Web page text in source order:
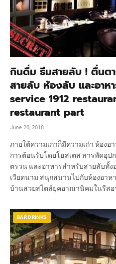
กินดื่ม ธีมสายลับ ! ตื่นต
สายลับ ห้องลับ และอาห
service 1912
restaurant part
June 20, 2018
ภายใต้ความเก่าก็มีความเก๋า ห้อง
การต้อนรับโดยโฮสเตส สารพัดอุ
ตรวน และอาหารสำหรับสายลับทั้ง
เวียดนาม สนุกสนานไปกับห้องอาห
บ้านสวยสไตล์ยุคอาณานิคมในรีสอ
BAR DRINKS